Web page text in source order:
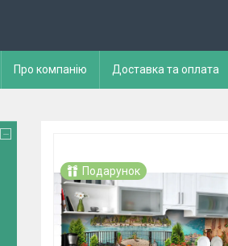
Про компанію Доставка та оплата
Подарунок